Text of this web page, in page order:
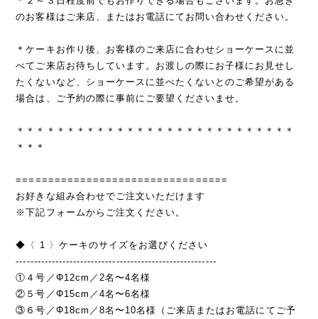
のお客様はご来店、またはお電話にてお問い合わせください。
＊ケーキお作り後、お客様のご来店に合わせショーケースに並
べてご来店お待ちしています。お渡しの際にお子様にお見せし
たくないなど、ショーケースに並べたくないとのご希望がある
場合は、ご予約の際に事前にご要望くださいませ。
＊＊＊＊＊＊＊＊＊＊＊＊＊＊＊＊＊＊＊＊＊＊＊＊＊＊＊＊
＊＊＊
=================================
お好きな組み合わせでご注文いただけます
※下記フォームからご注文ください。
◆〈 1 〉ケーキのサイズをお選びください
--------------------------------------------------------
①４号／Φ12cm／2名〜4名様
②５号／Φ15cm／4名〜6名様
③６号／Φ18cm／8名〜10名様（ご来店またはお電話にてご予